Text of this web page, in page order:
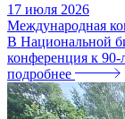
17 июля 2026
Международная
В Национальной
конференция к
подробнее